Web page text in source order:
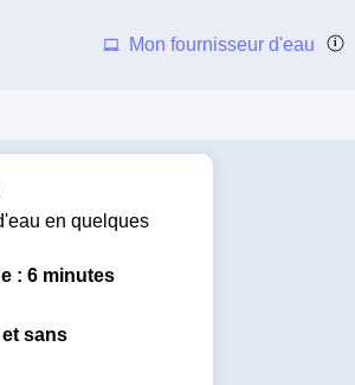
Mon fournisseur d'eau
en quelques
: 6 minutes
sans